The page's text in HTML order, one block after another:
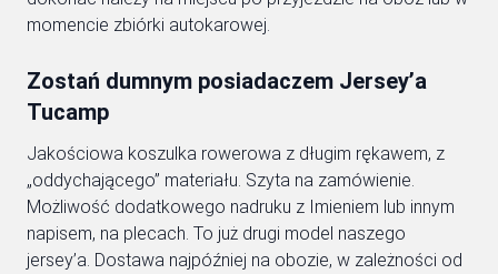
momencie zbiórki autokarowej.
Zostań dumnym posiadaczem Jersey’a
Tucamp
Jakościowa koszulka rowerowa z długim rękawem, z
„oddychającego” materiału. Szyta na zamówienie.
Możliwość dodatkowego nadruku z Imieniem lub innym
napisem, na plecach. To już drugi model naszego
jersey’a. Dostawa najpóźniej na obozie, w zależności od